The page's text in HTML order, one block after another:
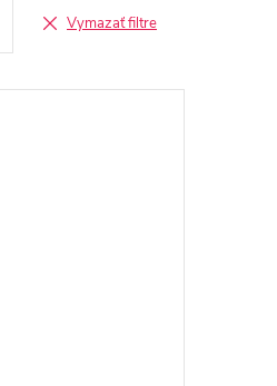
Vymazať filtre